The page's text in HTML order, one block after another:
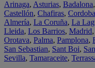
Arinaga, Asturias, Badalona,
Castellón, Chafiras, Cordoba
Almería, La Coruña, La
Lleida, Los Barrios, Madrid,
Orotava, Palma, Pamplona,
San Sebastian, Sant Boi,
Sevilla, Tamaraceite,